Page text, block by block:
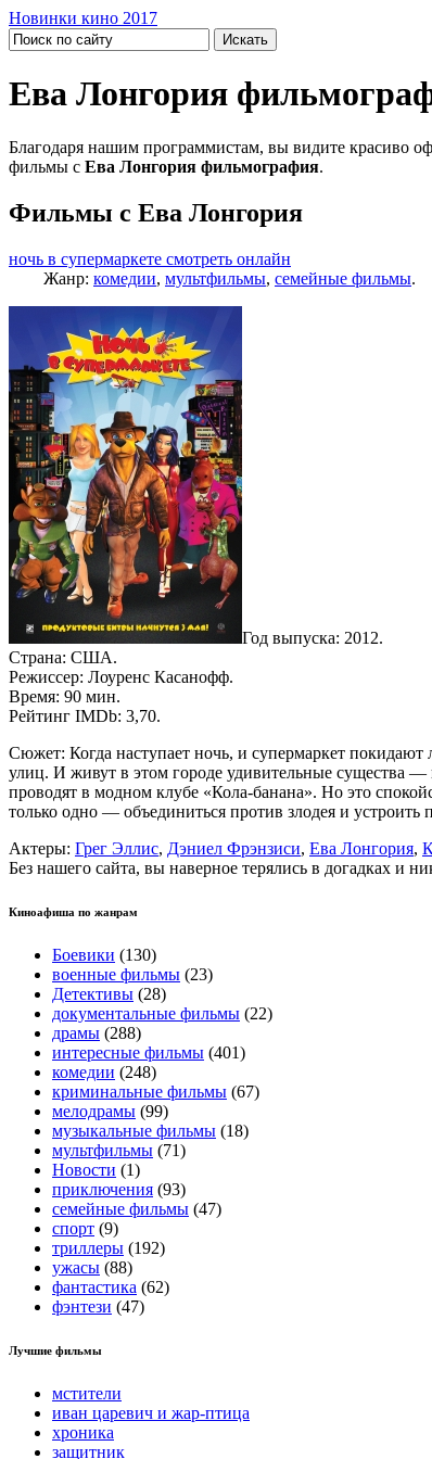
Новинки кино 2017
Ева Лонгория
Благодаря нашим программистам, вы видите красиво
фильмы с Ева Лонгория фильмография.
Фильмы с Ева Лонгория
ночь в супермаркете смотреть онлайн
Жанр: комедии, мультфильмы, семейные фильмы.
Год выпуска: 2012.
Страна: США.
Режиссер: Лоуренс Касанофф.
Время: 90 мин.
Рейтинг IMDb: 3,70.
Сюжет: Когда наступает ночь, и супермаркет
улиц. И живут в этом городе удивительные существа
проводят в модном клубе «Кола-банана». Но это
только одно — объединиться против злодея и устроить
Актеры: Грег Эллис, Дэниел Фрэнзиси, Ева Лонгория,
Без нашего сайта, вы наверное терялись в догадках и
Киноафиша по жанрам
Боевики (130)
военные фильмы (23)
Детективы (28)
документальные фильмы (22)
драмы (288)
интересные фильмы (401)
комедии (248)
криминальные фильмы (67)
мелодрамы (99)
музыкальные фильмы (18)
мультфильмы (71)
Новости (1)
приключения (93)
семейные фильмы (47)
спорт (9)
триллеры (192)
ужасы (88)
фантастика (62)
фэнтези (47)
Лучшие фильмы
мстители
иван царевич и жар-птица
хроника
защитник